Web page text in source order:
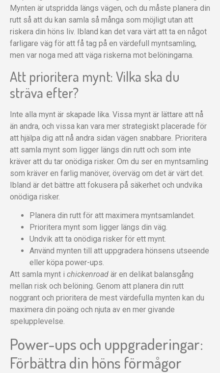
Mynten är utspridda längs vägen, och du måste planera din
rutt så att du kan samla så många som möjligt utan att
riskera din höns liv. Ibland kan det vara värt att ta en något
farligare väg för att få tag på en värdefull myntsamling,
men var noga med att väga riskerna mot belöningarna.
Att prioritera mynt: Vilka ska du
sträva efter?
Inte alla mynt är skapade lika. Vissa mynt är lättare att nå
än andra, och vissa kan vara mer strategiskt placerade för
att hjälpa dig att nå andra sidan vägen snabbare. Prioritera
att samla mynt som ligger längs din rutt och som inte
kräver att du tar onödiga risker. Om du ser en myntsamling
som kräver en farlig manöver, överväg om det är värt det.
Ibland är det bättre att fokusera på säkerhet och undvika
onödiga risker.
Planera din rutt för att maximera myntsamlandet.
Prioritera mynt som ligger längs din väg.
Undvik att ta onödiga risker för ett mynt.
Använd mynten till att uppgradera hönsens utseende
eller köpa power-ups.
Att samla mynt i chickenroad är en delikat balansgång
mellan risk och belöning. Genom att planera din rutt
noggrant och prioritera de mest värdefulla mynten kan du
maximera din poäng och njuta av en mer givande
spelupplevelse.
Power-ups och uppgraderingar:
Förbättra din höns förmågor